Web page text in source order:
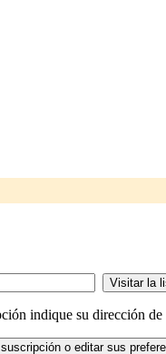
indique su dirección